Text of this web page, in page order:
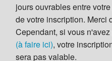
jours ouvrables entre
de votre inscription. Merci
Cependant, si vous
(à faire ici), votre
sera pas valable.